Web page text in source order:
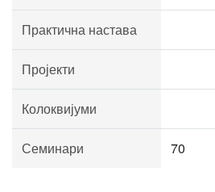
Практична настава
Пројекти
Колоквијуми
Семинари 70